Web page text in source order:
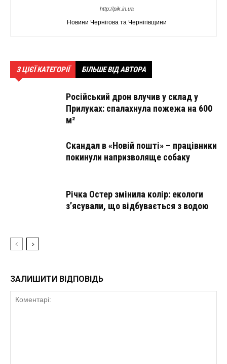
http://pik.in.ua
Новини Чернігова та Чернігівщини
З ЦІЄЇ КАТЕГОРІЇ БІЛЬШЕ ВІД АВТОРА
Російський дрон влучив у склад у
Прилуках: спалахнула пожежа на 600
м²
Скандал в «Новій пошті» – працівники
покинули напризволяще собаку
Річка Остер змінила колір: екологи
з’ясували, що відбувається з водою
ЗАЛИШИТИ ВІДПОВІДЬ